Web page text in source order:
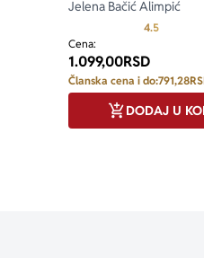
Jelena Bačić Alimpić
4.5
Cena:
1.099,00RSD
Članska cena i do:791,28
DODAJ U